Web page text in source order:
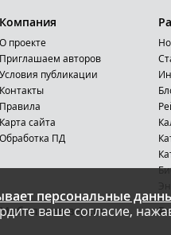
персональные
ваше согласие,
Компания
О проекте
Приглашаем авторов
Условия публикации
Контакты
Правила
Карта сайта
Обработка ПД
версия